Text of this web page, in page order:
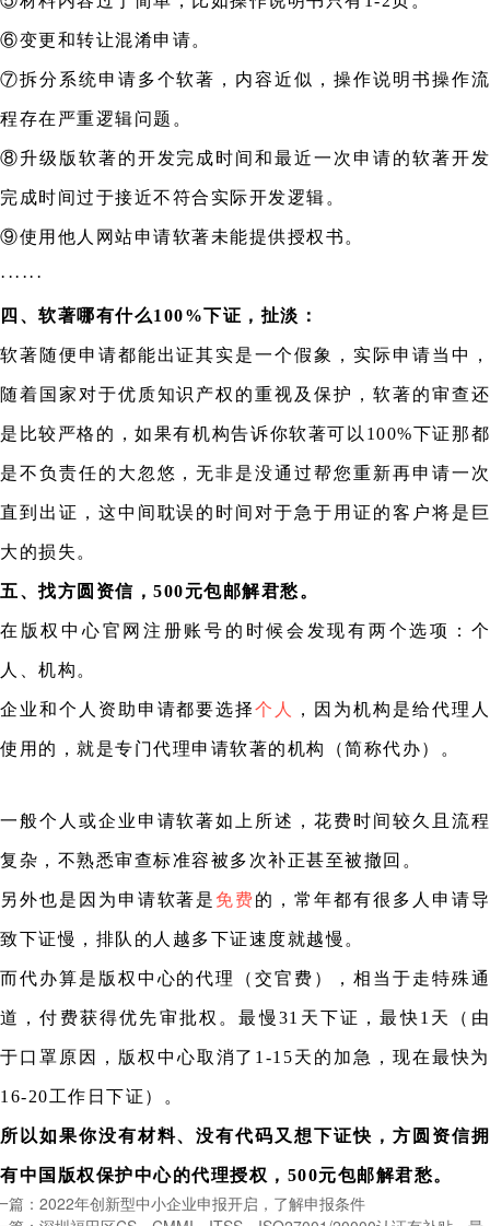
⑥变更和转让混淆申请。
⑦拆分系统申请多个软著，内容近似，操作说明书操作流
程存在严重逻辑问题。
⑧升级版软著的开发完成时间和最近一次申请的软著开发
完成时间过于接近不符合实际开发逻辑。
⑨使用他人网站申请软著未能提供授权书。
······
四、软著哪有什么100%下证，扯淡：
软著随便申请都能出证其实是一个假象，实际申请当中，
随着国家对于优质知识产权的重视及保护，软著的审查还
是比较严格的，如果有机构告诉你软著可以100%下证那都
是不负责任的大忽悠，无非是没通过帮您重新再申请一次
直到出证，这中间耽误的时间对于急于用证的客户将是巨
大的损失。
五、找方圆资信，500元包邮解君愁。
在版权中心官网注册账号的时候会发现有两个选项：个
人、机构。
企业和个人资助申请都要选择个人 ，因为机构是给代理人
使用的，就是专门代理申请软著的机构（简称代办）。
一般个人或企业申请软著如上所述，花费时间较久且流程
复杂，不熟悉审查标准容被多次补正甚至被撤回。
另外也是因为申请软著是 免费的，常年都有很多人申请导
致下证慢，排队的人越多下证速度就越慢。
而代办算是版权中心的代理（交官费），相当于走特殊通
道，付费获得优先审批权。最慢31天下证，最快1天（由
于口罩原因，版权中心取消了1-15天的加急，现在最快为
16-20工作日下证）。
所以如果你没有材料、没有代码又想下证快，方圆资信拥
有中国版权保护中心的代理授权，500元包邮解君愁。
篇：2022年创新型中小企业申报开启，了解申报条件